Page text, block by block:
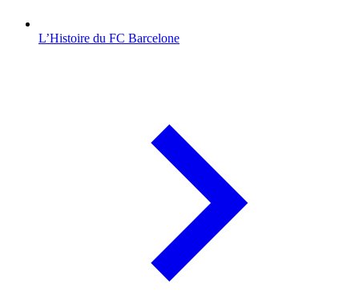
L’Histoire du FC Barcelone